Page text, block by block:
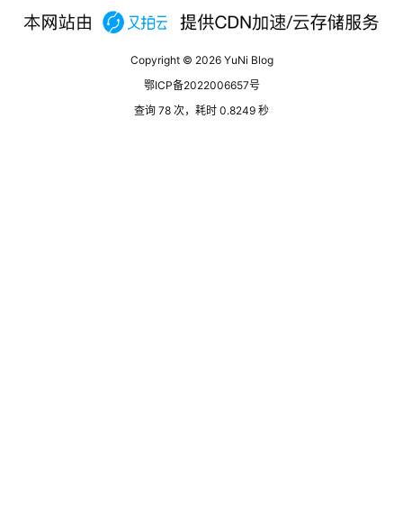
Copyright © 2026YuNi Blog
鄂ICP备2022006657号
查询 78 次，耗时 0.8249 秒